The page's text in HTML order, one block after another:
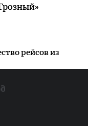
рейсов из